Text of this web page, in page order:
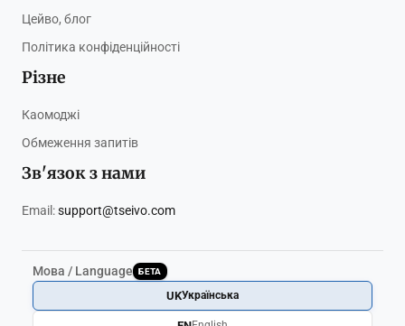
Цейво, блог
Політика конфіденційності
Різне
Каомоджі
Обмеження запитів
Зв'язок з нами
Email:support@tseivo.com
Мова / Language БЕТА
UKУкраїнська